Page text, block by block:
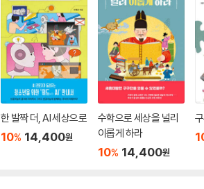
한 발짝 더, AI 세상으로
10% 14,400원
수학으로 세상을 널리
이롭게 하라
10% 14,400원